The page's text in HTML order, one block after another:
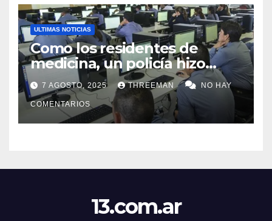
ULTIMAS NOTICIAS
Como los residentes de
medicina, un policía hizo
trampa en un examen para
obtener un ascenso en Santa
Fe y fue suspendido
7 AGOSTO, 2025 THREEMAN NO HAY
COMENTARIOS
13.com.ar